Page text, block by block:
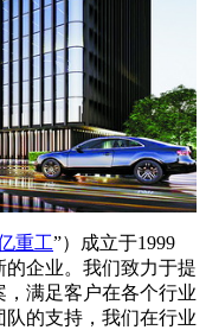
重工”）成立于1999
企业。我们致力于提
满足客户在各个行业
的支持，我们在行业